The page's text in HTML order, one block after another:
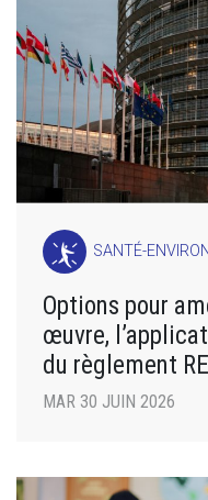
SANTÉ-
Options pour
œuvre,
du règlement
MAR 30 JUIN 2026